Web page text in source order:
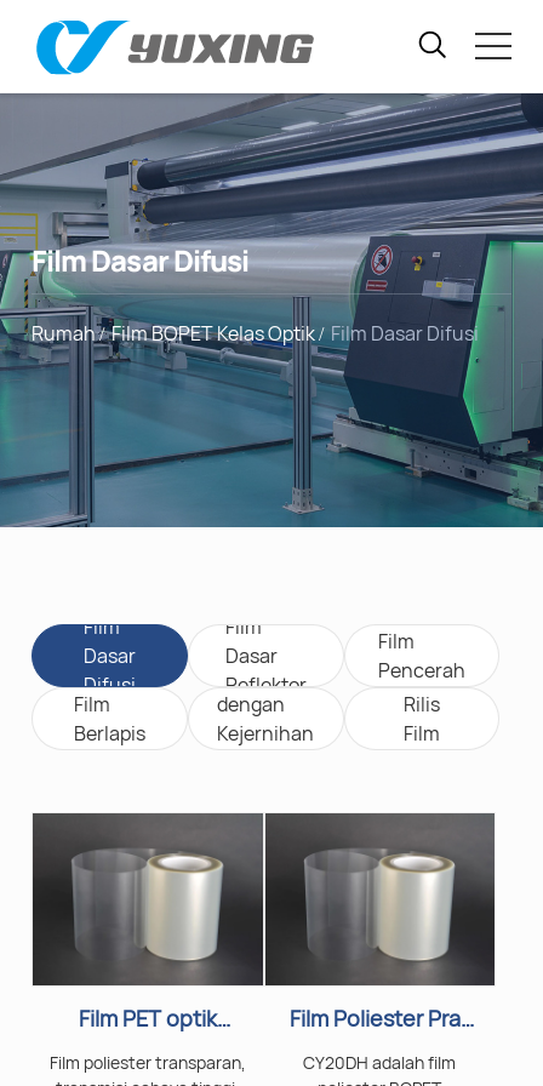
Film Dasar Difusi
Rumah Film BOPET Kelas Optik Film Dasar Difusi
Film
Dasar
Difusi
Film
Dasar
Reflektor
Film
Pencerah
Film
Berlapis
Film
dengan
Kejernihan
Rilis
Film
Film PET optik
bening CY20
Film poliester transparan,
Film Poliester Pra-
Lapisan CY20DH
CY20DH adalah film